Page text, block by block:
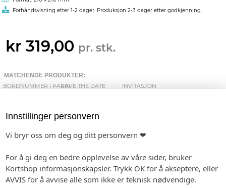
Forhåndsvisning etter 1-2 dager. Produksjon 2-3 dager etter godkjenning.
kr 319,00 pr. stk.
MATCHENDE PRODUKTER:
BORDNUMMER I PAPIRSAVE THE DATE INVITASJON
BORDKART SMÅ PLAKATER KLEENEX-BELTE
Innstillinger personvern
Vi bryr oss om deg og ditt personvern ❤
For å gi deg en bedre opplevelse av våre sider, bruker
Kortshop informasjonskapsler. Trykk OK for å akseptere, eller
AVVIS for å avvise alle som ikke er teknisk nødvendige.